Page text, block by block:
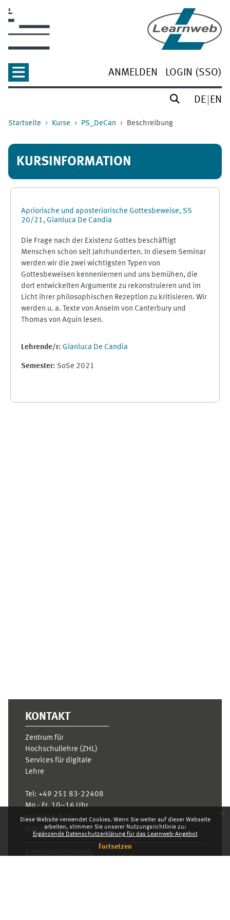
Diese Website verwendet Cookies. Wenn Sie weiter auf dieser Webseite
arbeiten, stimmen Sie unserer Nutzungsrichtlinie zu:
Ergänzende Datenschutzerklärung für das Learnweb-Angebot
Fortsetzen
x
ANMELDEN LOGIN (SSO)
DE EN
Startseite Kurse PS_DeCan Beschreibung
KURSINFORMATION
Apriorische und aposteriorische Gottesbeweise, SS
20/21, Gianluca De Candia
Die Frage nach der Existenz Gottes beschäftigt
Menschen schon seit Jahrhunderten. In diesem Seminar
werden wir die zwei wichtigsten Typen von
Gottesbeweisen kennenlernen und uns bemühen, die
dort entwickelten Argumente zu rekonstruieren und im
Licht ihrer philosophischen Rezeption zu kritisieren. Wir
werden u. a. Texte von Anselm von Canterbury und
Thomas von Aquin lesen.
Lehrende/r: Gianluca De Candia
Semester: SoSe 2021
KONTAKT
Zentrum für
Hochschullehre (ZHL)
Services für digitale
Lehre
Tel: +49 251 83-22408
Mo.- Fr. 10–16 Uhr
learnweb@uni-
muenster.de